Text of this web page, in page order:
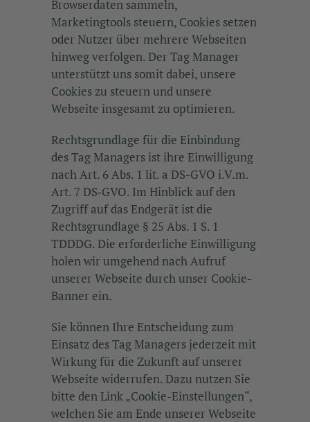
Browserdaten sammeln,
Marketingtools steuern, Cookies setzen
oder Nutzer über mehrere Webseiten
hinweg verfolgen. Der Tag Manager
unterstützt uns somit dabei, unsere
Cookies zu steuern und unsere
Webseite insgesamt zu optimieren.
Rechtsgrundlage für die Einbindung
des Tag Managers ist ihre Einwilligung
nach Art. 6 Abs. 1 lit. a DS-GVO i.V.m.
Art. 7 DS‑GVO. Im Hinblick auf den
Zugriff auf das Endgerät ist die
Rechtsgrundlage § 25 Abs. 1 S. 1
TDDDG. Die erforderliche Einwilligung
holen wir umgehend nach Aufruf
unserer Webseite durch unser Cookie-
Banner ein.
Sie können Ihre Entscheidung zum
Einsatz des Tag Managers jederzeit mit
Wirkung für die Zukunft auf unserer
Webseite widerrufen. Dazu nutzen Sie
bitte den Link „Cookie-Einstellungen“,
welchen Sie am Ende unserer Webseite